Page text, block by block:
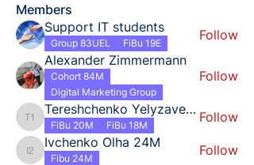
Members
Support IT students
Group 83UEL FiBu 19E
Follow
Alexander Zimmermann
Cohort 84M
Digital Marketing Group
Follow
Tereshchenko Yelyzaveta 18
Tereshchenko Yelyzaveta 18
FiBu 20M FiBu 18M
Follow
Ivchenko Olha 24M
Ivchenko Olha 24M
Fibu 24M
Follow